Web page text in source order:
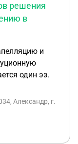
решения
в
и
один эз.
Александр, г.